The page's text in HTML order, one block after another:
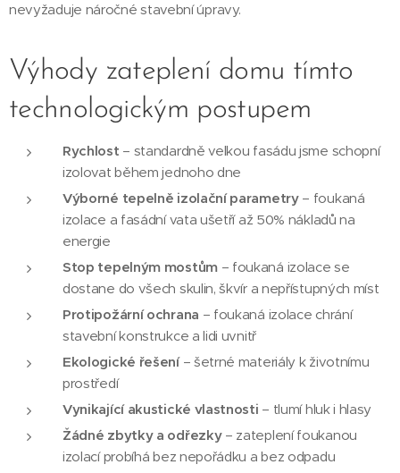
nevyžaduje náročné stavební úpravy.
Výhody zateplení domu tímto
technologickým postupem
Rychlost – standardně velkou fasádu jsme schopní
izolovat během jednoho dne
Výborné tepelně izolační parametry– foukaná
izolace a fasádní vata ušetří až 50% nákladů na
energie
Stop tepelným mostům– foukaná izolace se
dostane do všech skulin, škvír a nepřístupných míst
Protipožární ochrana – foukaná izolace chrání
stavební konstrukce a lidi uvnitř
Ekologické řešení– šetrné materiály k životnímu
prostředí
Vynikající akustické vlastnosti – tlumí hluk i hlasy
Žádné zbytky a odřezky– zateplení foukanou
izolací probíhá bez nepořádku a bez odpadu